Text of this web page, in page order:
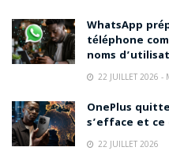
WhatsApp
téléphone
noms
22 JUILLET 2026 -
OnePlus
s’efface et ce
22 JUILLET 2026